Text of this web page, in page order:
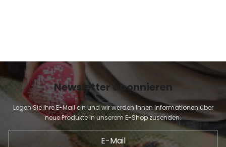
Newsletter abonnieren
Legen Sie Ihre E-Mail ein und wir werden Ihnen Informationen über
neue Produkte in unserem E-Shop zusenden.
E-Mail